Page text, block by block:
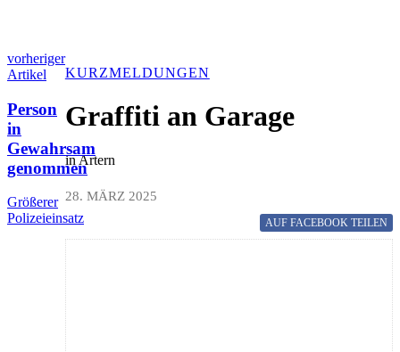
vorheriger
Artikel
Person
in
Gewahrsam
genommen
Größerer
Polizeieinsatz
KURZMELDUNGEN
Graffiti an Garage
in Artern
28. MÄRZ 2025
AUF FACEBOOK TEILEN